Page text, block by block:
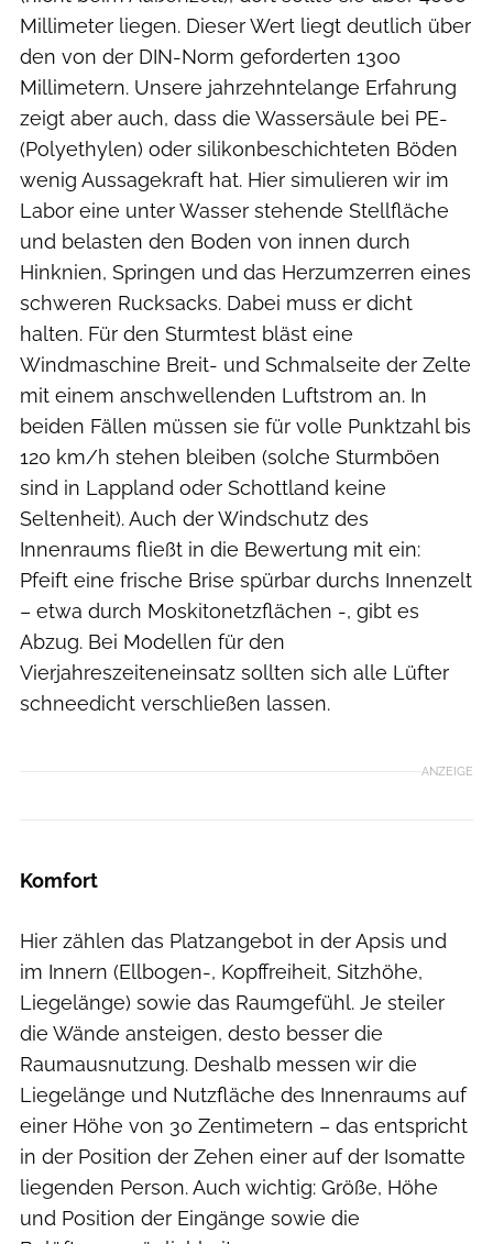
Millimeter liegen. Dieser Wert liegt deutlich über
den von der DIN-Norm geforderten 1300
Millimetern. Unsere jahrzehntelange Erfahrung
zeigt aber auch, dass die Wassersäule bei PE-
(Polyethylen) oder silikonbeschichteten Böden
wenig Aussagekraft hat. Hier simulieren wir im
Labor eine unter Wasser stehende Stellfläche
und belasten den Boden von innen durch
Hinknien, Springen und das Herzumzerren eines
schweren Rucksacks. Dabei muss er dicht
halten. Für den Sturmtest bläst eine
Windmaschine Breit- und Schmalseite der Zelte
mit einem anschwellenden Luftstrom an. In
beiden Fällen müssen sie für volle Punktzahl bis
120 km/h stehen bleiben (solche Sturmböen
sind in Lappland oder Schottland keine
Seltenheit). Auch der Windschutz des
Innenraums fließt in die Bewertung mit ein:
Pfeift eine frische Brise spürbar durchs Innenzelt
– etwa durch Moskitonetzflächen -, gibt es
Abzug. Bei Modellen für den
Vierjahreszeiteneinsatz sollten sich alle Lüfter
schneedicht verschließen lassen.
ANZEIGE
Komfort
Hier zählen das Platzangebot in der Apsis und
im Innern (Ellbogen-, Kopffreiheit, Sitzhöhe,
Liegelänge) sowie das Raumgefühl. Je steiler
die Wände ansteigen, desto besser die
Raumausnutzung. Deshalb messen wir die
Liegelänge und Nutzfläche des Innenraums auf
einer Höhe von 30 Zentimetern – das entspricht
in der Position der Zehen einer auf der Isomatte
liegenden Person. Auch wichtig: Größe, Höhe
und Position der Eingänge sowie die